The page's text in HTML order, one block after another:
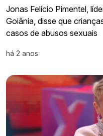
Jonas Felício Pimentel,
Goiânia, disse que
casos de abusos sexuais
há 2 anos